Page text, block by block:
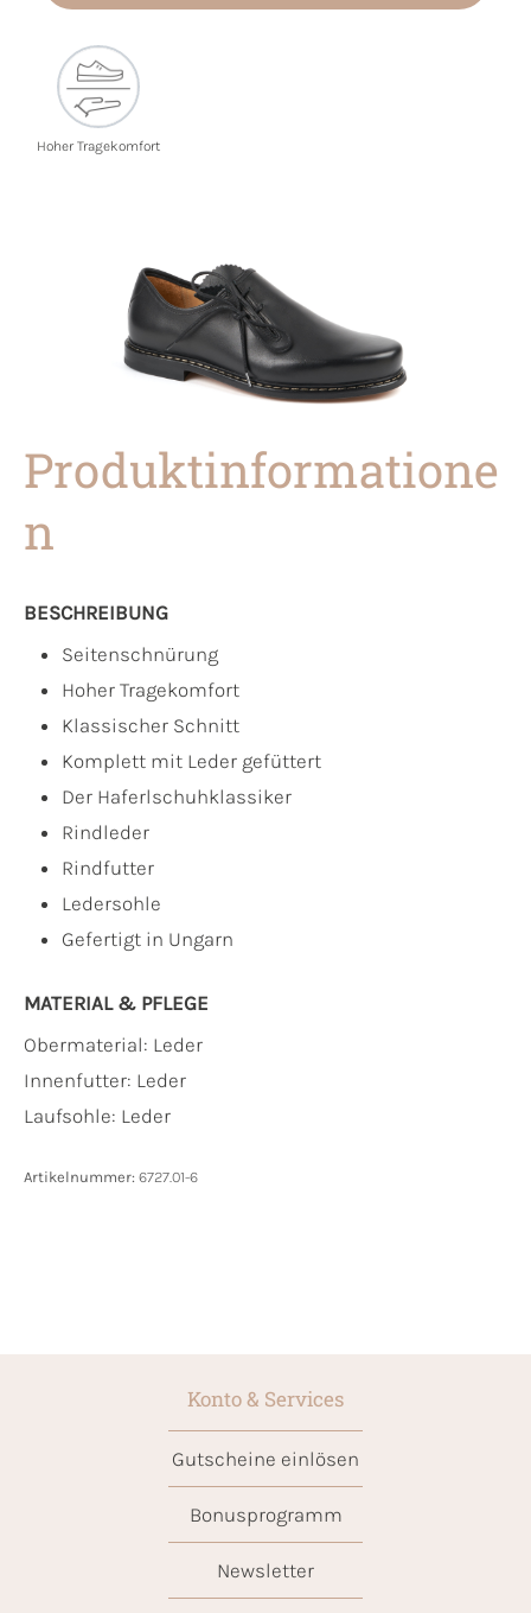
Hoher Tragekomfort
Produktinformatione
n
BESCHREIBUNG
Seitenschnürung
Hoher Tragekomfort
Klassischer Schnitt
Komplett mit Leder gefüttert
Der Haferlschuhklassiker
Rindleder
Rindfutter
Ledersohle
Gefertigt in Ungarn
MATERIAL & PFLEGE
Obermaterial: Leder
Innenfutter: Leder
Laufsohle: Leder
Artikelnummer: 6727.01-6
Konto & Services
Gutscheine einlösen
Bonusprogramm
Newsletter